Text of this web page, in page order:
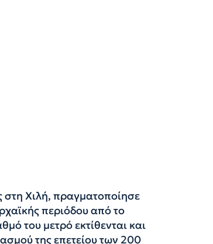
στη Χιλή, πραγματοποίησε
περιόδου από το
του μετρό εκτίθενται και
της επετείου των 200